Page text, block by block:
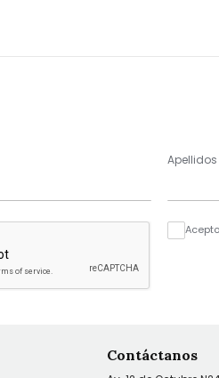
Apellidos
Contáctanos